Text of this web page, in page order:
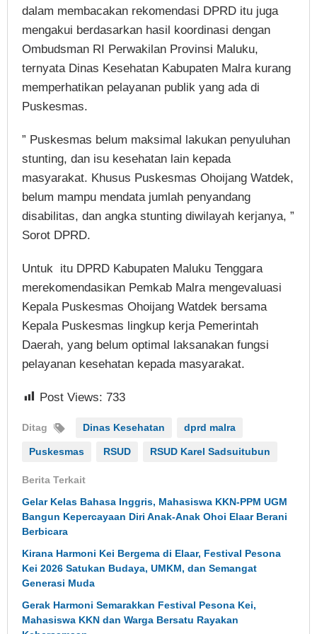
dalam membacakan rekomendasi DPRD itu juga
mengakui berdasarkan hasil koordinasi dengan
Ombudsman RI Perwakilan Provinsi Maluku,
ternyata Dinas Kesehatan Kabupaten Malra kurang
memperhatikan pelayanan publik yang ada di
Puskesmas.
” Puskesmas belum maksimal lakukan penyuluhan
stunting, dan isu kesehatan lain kepada
masyarakat. Khusus Puskesmas Ohoijang Watdek,
belum mampu mendata jumlah penyandang
disabilitas, dan angka stunting diwilayah kerjanya, ”
Sorot DPRD.
Untuk itu DPRD Kabupaten Maluku Tenggara
merekomendasikan Pemkab Malra mengevaluasi
Kepala Puskesmas Ohoijang Watdek bersama
Kepala Puskesmas lingkup kerja Pemerintah
Daerah, yang belum optimal laksanakan fungsi
pelayanan kesehatan kepada masyarakat.
Post Views: 733
Ditag Dinas Kesehatan dprd malra
Puskesmas RSUD RSUD Karel Sadsuitubun
Berita Terkait
Gelar Kelas Bahasa Inggris, Mahasiswa KKN-PPM UGM
Bangun Kepercayaan Diri Anak-Anak Ohoi Elaar Berani
Berbicara
Kirana Harmoni Kei Bergema di Elaar, Festival Pesona
Kei 2026 Satukan Budaya, UMKM, dan Semangat
Generasi Muda
Gerak Harmoni Semarakkan Festival Pesona Kei,
Mahasiswa KKN dan Warga Bersatu Rayakan